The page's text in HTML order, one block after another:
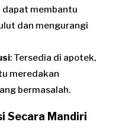
membantu
dan mengurangi
: Tersedia di apotek,
meredakan
bermasalah.
Secara Mandiri